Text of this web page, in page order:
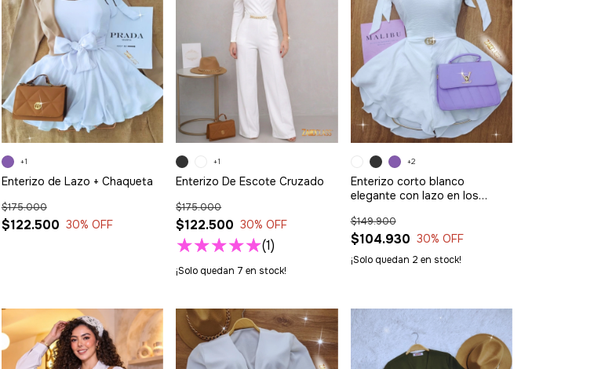
Enterizo de Lazo + Chaqueta
$122.500
$175.000
30% OFF
+1
Enterizo De Escote Cruzado
$122.500
$175.000
30% OFF
(1)
¡Solo quedan 7 en stock!
+1
Enterizo corto blanco
elegante con lazo en los
$104.930
$149.900
30% OFF
¡Solo quedan 2 en stock!
+2